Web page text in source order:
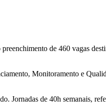
de 460 vagas
Monitoramento e
Jornadas de 40h semanais,